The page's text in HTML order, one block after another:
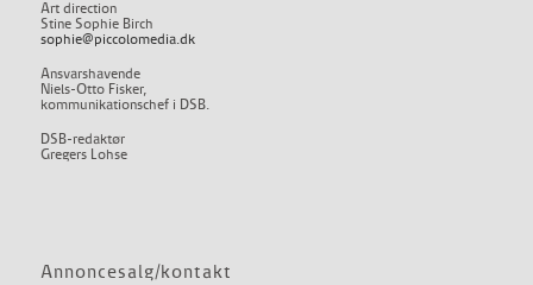
Art direction
Stine Sophie Birch
sophie@piccolomedia.dk
Ansvarshavende
Niels-Otto Fisker,
kommunikationschef i DSB.
DSB-redaktør
Gregers Lohse
Annoncesalg/kontakt